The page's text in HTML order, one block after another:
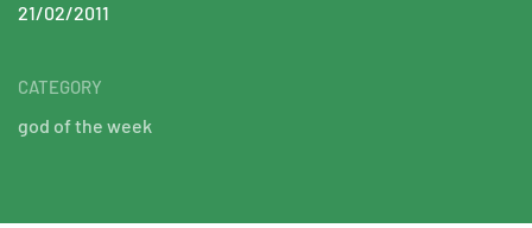
21/02/2011
CATEGORY
god of the week